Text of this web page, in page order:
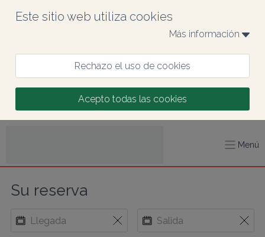
Este sitio web utiliza cookies
Más información
Rechazo el uso de cookies
Acepto todas las cookies
Menú
Su reserva